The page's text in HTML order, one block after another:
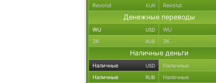
Revolut EUR Revolut
Денежные переводы
WU USD WU
ЗК RUB ЗК
Наличные деньги
Наличные USD Наличные
Наличные RUB Наличные